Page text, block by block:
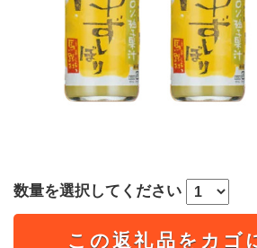
数量を選択してください
この返礼品をカゴ